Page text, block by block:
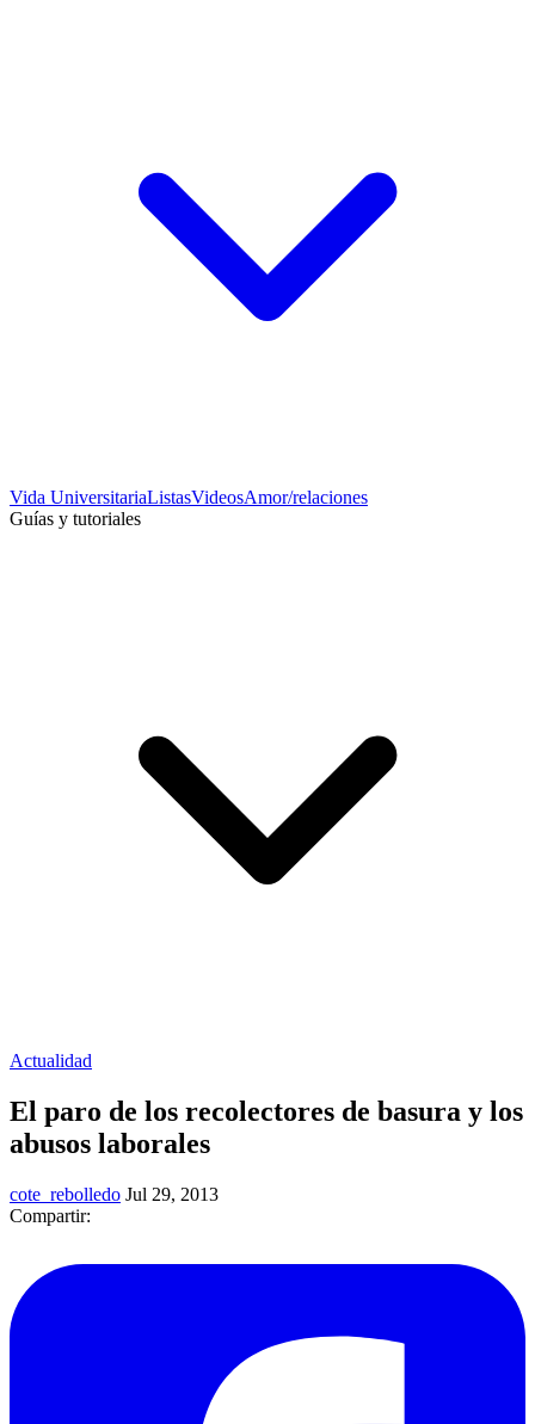
Vida UniversitariaListasVideosAmor/relaciones
Guías y tutoriales
Actualidad
El paro de los recolectores de basura y los
abusos laborales
cote_rebolledo Jul 29, 2013
Compartir: